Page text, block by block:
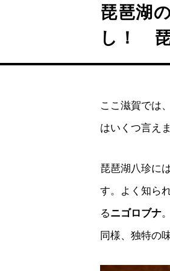
琵琶湖
し！
ここ滋賀では
はいくつ言え
琵琶湖八珍に
す。よく知ら
るニゴロブナ
同様、独特の